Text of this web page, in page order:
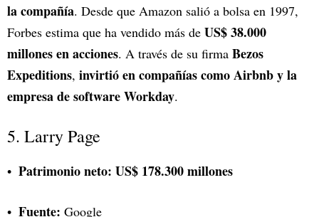
la compañía. Desde que Amazon salió a bolsa en 1997,
Forbes estima que ha vendido más de US$ 38.000
millones en acciones. A través de su firma Bezos
Expeditions, invirtió en compañías como Airbnb y la
empresa de software Workday.
5. Larry Page
Patrimonio neto: US$ 178.300 millones
Fuente: Google